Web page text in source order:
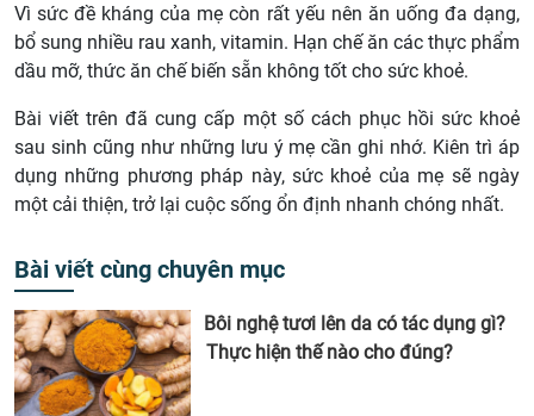
Vì sức đề kháng của mẹ còn rất yếu nên ăn uống đa dạng,
bổ sung nhiều rau xanh, vitamin. Hạn chế ăn các thực phẩm
dầu mỡ, thức ăn chế biến sẵn không tốt cho sức khoẻ.
Bài viết trên đã cung cấp một số cách phục hồi sức khoẻ
sau sinh cũng như những lưu ý mẹ cần ghi nhớ. Kiên trì áp
dụng những phương pháp này, sức khoẻ của mẹ sẽ ngày
một cải thiện, trở lại cuộc sống ổn định nhanh chóng nhất.
Bài viết cùng chuyên mục
Bôi nghệ tươi lên da có tác dụng gì?
Thực hiện thế nào cho đúng?